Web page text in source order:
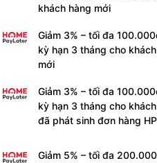
khách hàng mới
Giảm 3% – tối đa
kỳ hạn 3 tháng cho
mới
Giảm 3% – tối đa
kỳ hạn 3 tháng cho
đã phát sinh đơn hàng
Giảm 5% – tối đa